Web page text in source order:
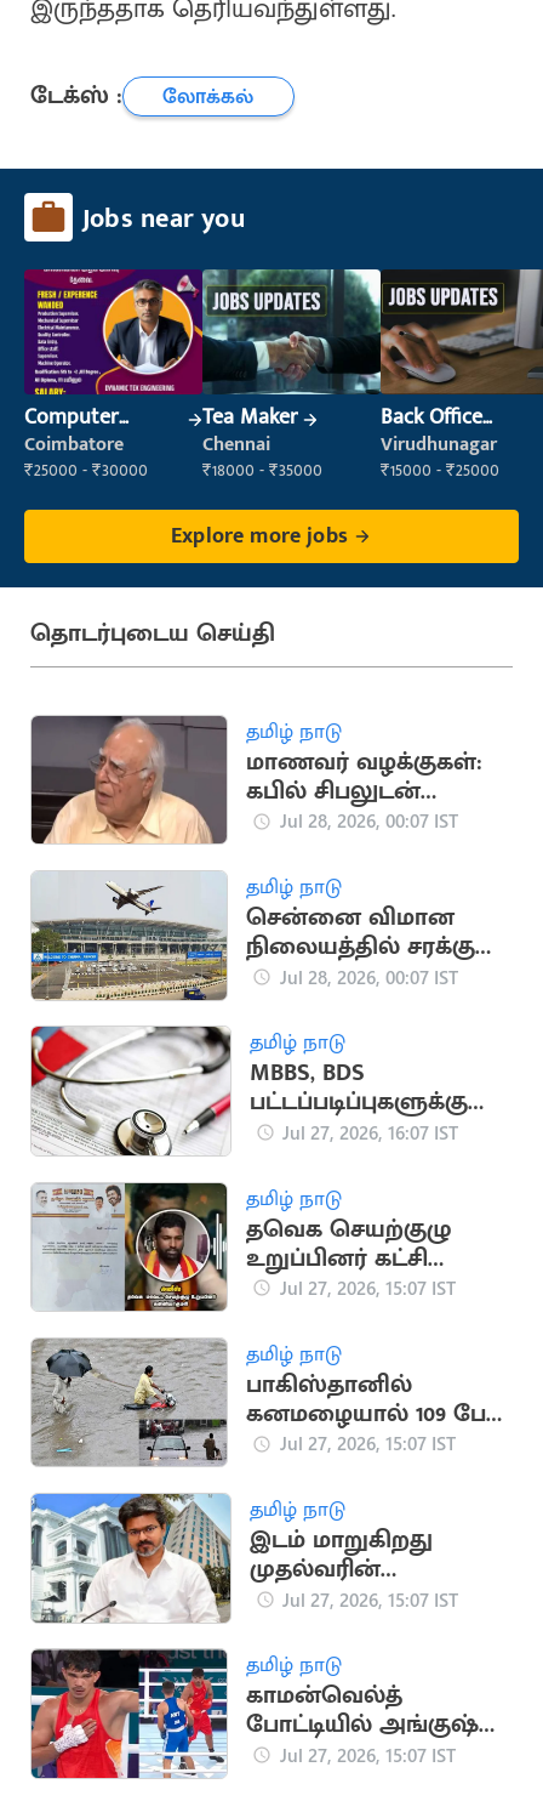
இருந்ததாக தெரியவந்துள்ளது.
டேக்ஸ் : லோக்கல்
Jobs near you
Computer
Operator
Coimbatore
₹25000 - ₹30000
Tea Maker
Chennai
₹18000 - ₹35000
Back Office
Executive
(Administration)
Virudhunagar
₹15000 - ₹25000
Explore more jobs
தொடர்புடைய செய்தி
தமிழ் நாடு
மாணவர் வழக்குகள்:
கபில் சிபலுடன்
சிஜேபி ஆலோசனை
Jul 28, 2026, 00:07 IST
தமிழ் நாடு
சென்னை விமான
நிலையத்தில் சரக்கு
போக்குவரத்து உச்சம்:
Jul 28, 2026, 00:07 IST
தமிழ் நாடு
MBBS, BDS
பட்டப்படிப்புகளுக்கு
விண்ணப்பிக்க கால
Jul 27, 2026, 16:07 IST
தமிழ் நாடு
தவெக செயற்குழு
உறுப்பினர் கட்சி
பொறுப்பில் இருந்து
Jul 27, 2026, 15:07 IST
தமிழ் நாடு
பாகிஸ்தானில்
கனமழையால் 109 பேர்
பலி,
பாதிப்பு
Jul 27, 2026, 15:07 IST
தமிழ் நாடு
இடம் மாறுகிறது
முதல்வரின்
அலுவலகம்..
அறிக்கை
Jul 27, 2026, 15:07 IST
தமிழ் நாடு
காமன்வெல்த்
போட்டியில் அங்குஷ்
பங்கால் காலிறுதிக்கு
Jul 27, 2026, 15:07 IST